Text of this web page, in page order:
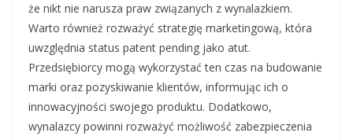
że nikt nie narusza praw związanych z wynalazkiem.
Warto również rozważyć strategię marketingową, która
uwzględnia status patent pending jako atut.
Przedsiębiorcy mogą wykorzystać ten czas na budowanie
marki oraz pozyskiwanie klientów, informując ich o
innowacyjności swojego produktu. Dodatkowo,
wynalazcy powinni rozważyć możliwość zabezpieczenia